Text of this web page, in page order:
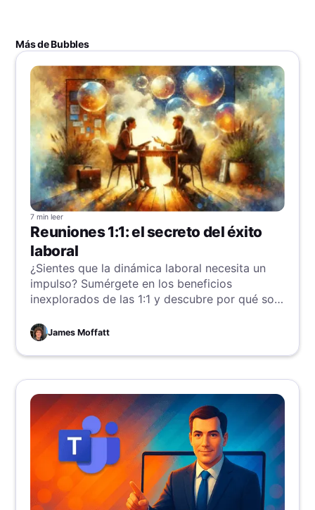
Más de Bubbles
7 min leer
Reuniones 1:1: el secreto del éxito
laboral
¿Sientes que la dinámica laboral necesita un
impulso? Sumérgete en los beneficios
inexplorados de las 1:1 y descubre por qué son
relaciones y aumentar la productividad.
James Moffatt